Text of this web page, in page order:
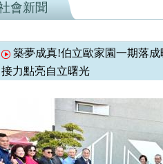
會新聞
築夢成真!伯立歐家園一期落
接力點亮自立曙光